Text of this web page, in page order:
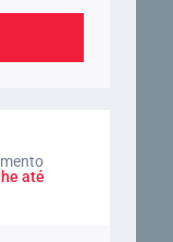
até